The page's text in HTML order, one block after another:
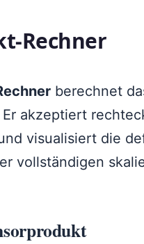
Rechner
berechnet
Er akzeptiert
visualisiert die
vollständigen